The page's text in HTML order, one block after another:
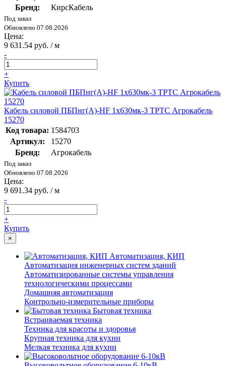
Бренд:
КирсКабель
Под заказ
Обновлено 07.08.2026
Цена:
9 631.54 руб. / м
-
+
Купить
Кабель силовой ПБПнг(А)-HF 1х630мк-3 ТРТС Агрокабель
15270
Код товара: 1584703
Артикул:
15270
Бренд:
Агрокабель
Под заказ
Обновлено 07.08.2026
Цена:
9 691.34 руб. / м
-
+
Купить
×
Автоматизация, КИП
Автоматизация инженерных систем зданий
Автоматизированные системы управления
технологическими процессами
Домашняя автоматизация
Контрольно-измерительные приборы
Бытовая техника
Встраиваемая техника
Техника для красоты и здоровья
Крупная техника для кухни
Мелкая техника для кухни